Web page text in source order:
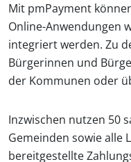
Mit pmPayment
Online-Anwendungen
integriert werden. Zu
Bürgerinnen und
der Kommunen oder
Inzwischen nutzen 50
Gemeinden sowie alle
bereitgestellte